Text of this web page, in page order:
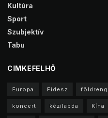
Kultúra
Sport
Szubjektív
Tabu
CIMKEFELHŐ
Europa Fidesz
koncert kézilabda Kína